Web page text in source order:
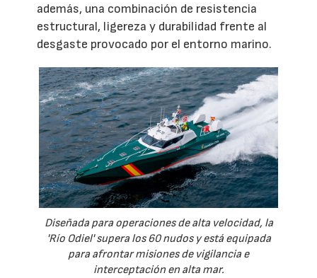
además, una combinación de resistencia
estructural, ligereza y durabilidad frente al
desgaste provocado por el entorno marino.
Diseñada para operaciones de alta velocidad, la
'Río Odiel' supera los 60 nudos y está equipada
para afrontar misiones de vigilancia e
interceptación en alta mar.